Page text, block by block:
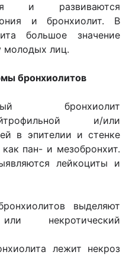
и развиваются
и бронхиолит. В
большое значение
молодых лиц.
бронхиолитов
бронхиолит
и/или
в эпителии и стенке
пан- и мезобронхит.
лейкоциты и
выделяют
некротический
лежит некроз